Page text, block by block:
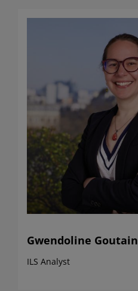
Gwendoline Goutain
ILS Analyst